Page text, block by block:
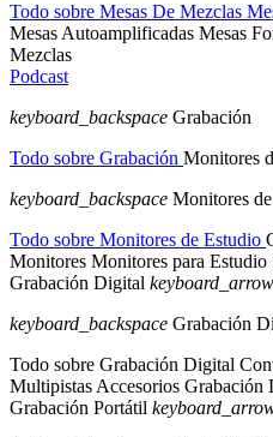
Todo sobre Mesas De Mezclas
Mesas Autoamplificadas Mesas
Mezclas
Podcast
keyboard_backspace Grabación
Todo sobre Grabación Monitores
keyboard_backspace Monitores
Todo sobre Monitores de Estudio
Monitores Monitores para Estudio
Grabación Digital
keyboard_backspace Grabación
Todo sobre Grabación Digital
Multipistas Accesorios Grabación
Grabación Portátil